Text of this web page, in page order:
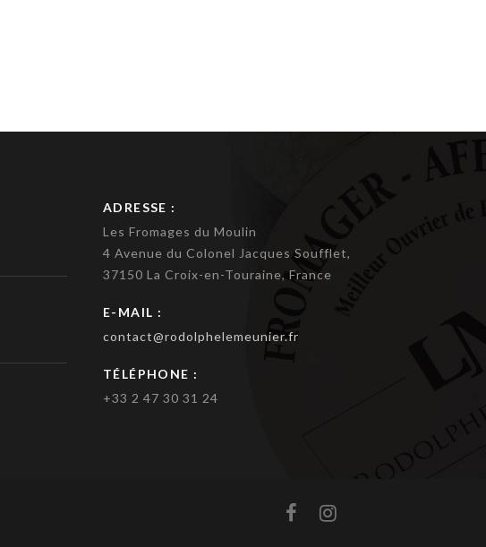
ADRESSE :
Les Fromages du Moulin
4 Avenue du Colonel Jacques Soufflet,
37150 La Croix-en-Touraine, France
E-MAIL :
contact@rodolphelemeunier.fr
TÉLÉPHONE :
+33 2 47 30 31 24